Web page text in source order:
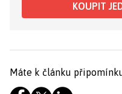
KOUPIT
Máte k článku